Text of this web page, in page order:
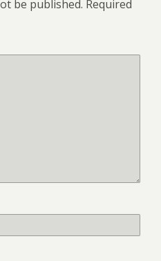
be published. Required